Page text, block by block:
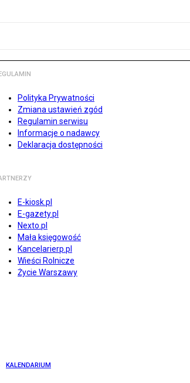
Polityka Prywatności
Zmiana ustawień zgód
Regulamin serwisu
Informacje o nadawcy
Deklaracja dostępności
E-kiosk.pl
E-gazety.pl
Nexto.pl
Mała księgowość
Kancelarierp.pl
Wieści Rolnicze
Życie Warszawy
KALENDARIUM